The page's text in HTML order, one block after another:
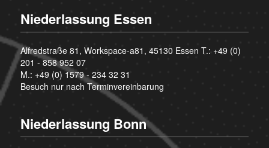
Niederlassung Essen
Alfredstraße 81, Workspace-a81, 45130 Essen T.: +49 (0)
201 - 858 952 07
M.: +49 (0) 1579 - 234 32 31
Besuch nur nach Terminvereinbarung
Niederlassung Bonn